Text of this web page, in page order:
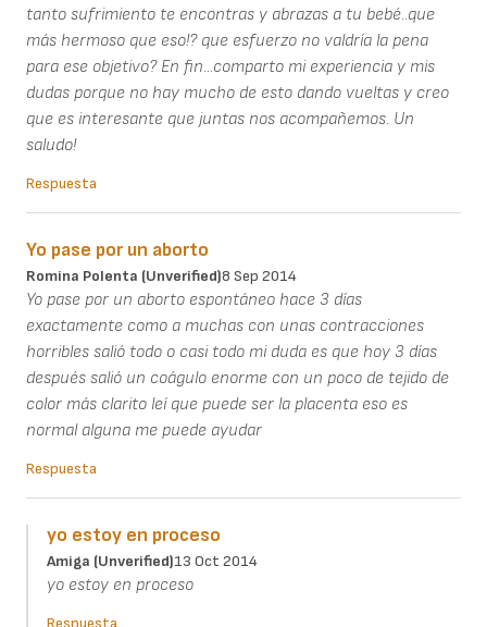
tanto sufrimiento te encontras y abrazas a tu bebé..que
más hermoso que eso!? que esfuerzo no valdría la pena
para ese objetivo? En fin...comparto mi experiencia y mis
dudas porque no hay mucho de esto dando vueltas y creo
que es interesante que juntas nos acompañemos. Un
saludo!
Respuesta
Yo pase por un aborto
Romina Polenta (unverified)8 Sep 2014
Yo pase por un aborto espontáneo hace 3 días
exactamente como a muchas con unas contracciones
horribles salió todo o casi todo mi duda es que hoy 3 días
después salió un coágulo enorme con un poco de tejido de
color más clarito leí que puede ser la placenta eso es
normal alguna me puede ayudar
Respuesta
yo estoy en proceso
Amiga (unverified)13 Oct 2014
yo estoy en proceso
Respuesta